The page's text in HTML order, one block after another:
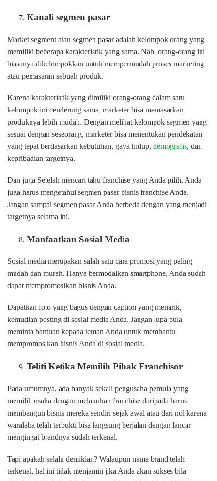
Kanali segmen pasar
Market segment atau segmen pasar adalah kelompok orang yang
memiliki beberapa karakteristik yang sama. Nah, orang-orang ini
biasanya dikelompokkan untuk mempermudah proses marketing
atau pemasaran sebuah produk.
Karena karakteristik yang dimiliki orang-orang dalam satu
kelompok ini cenderung sama, marketer bisa memasarkan
produknya lebih mudah. Dengan melihat kelompok segmen yang
sesuai dengan seseorang, marketer bisa menentukan pendekatan
yang tepat berdasarkan kebutuhan, gaya hidup, demografis, dan
kepribadian targetnya.
Dan juga Setelah mencari tahu franchise yang Anda pilih, Anda
juga harus mengetahui segmen pasar bisnis franchise Anda.
Jangan sampai segmen pasar Anda berbeda dengan yang menjadi
targetnya selama ini.
Manfaatkan Sosial Media
Sosial media merupakan salah satu cara promosi yang paling
mudah dan murah. Hanya bermodalkan smartphone, Anda sudah
dapat mempromosikan bisnis Anda.
Dapatkan foto yang bagus dengan caption yang menarik,
kemudian posting di sosial media Anda. Jangan lupa pula
meminta bantuan kepada teman Anda untuk membantu
mempromosikan bisnis Anda di sosial media.
Teliti Ketika Memilih Pihak Franchisor
Pada umumnya, ada banyak sekali pengusaha pemula yang
memilih usaha dengan melakukan franchise daripada harus
membangun bisnis mereka sendiri sejak awal atau dari nol karena
waralaba telah terbukti bisa langsung berjalan dengan lancar
mengingat brandnya sudah terkenal.
Tapi apakah selalu demikian? Walaupun nama brand telah
terkenal, hal ini tidak menjamin jika Anda akan sukses bila